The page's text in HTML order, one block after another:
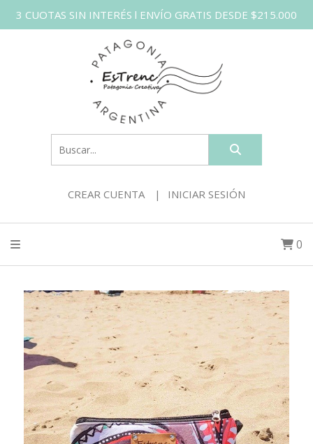
3 CUOTAS SIN INTERÉS l ENVÍO GRATIS DESDE $215.000
CREAR CUENTA INICIAR SESIÓN
0